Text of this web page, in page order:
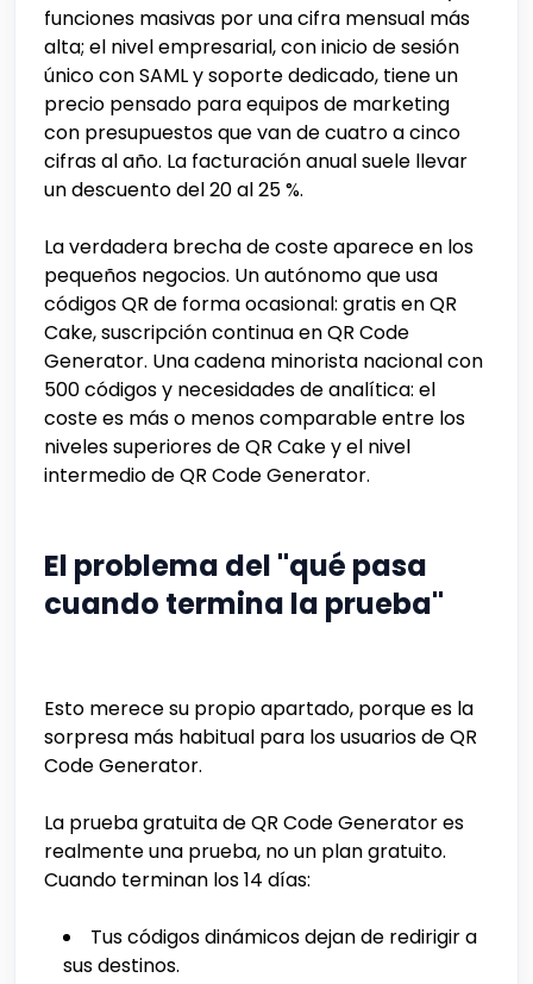
funciones masivas por una cifra mensual más
alta; el nivel empresarial, con inicio de sesión
único con SAML y soporte dedicado, tiene un
precio pensado para equipos de marketing
con presupuestos que van de cuatro a cinco
cifras al año. La facturación anual suele llevar
un descuento del 20 al 25 %.
La verdadera brecha de coste aparece en los
pequeños negocios. Un autónomo que usa
códigos QR de forma ocasional: gratis en QR
Cake, suscripción continua en QR Code
Generator. Una cadena minorista nacional con
500 códigos y necesidades de analítica: el
coste es más o menos comparable entre los
niveles superiores de QR Cake y el nivel
intermedio de QR Code Generator.
El problema del "qué pasa
cuando termina la prueba"
Esto merece su propio apartado, porque es la
sorpresa más habitual para los usuarios de QR
Code Generator.
La prueba gratuita de QR Code Generator es
realmente una prueba, no un plan gratuito.
Cuando terminan los 14 días:
Tus códigos dinámicos dejan de redirigir a
sus destinos.